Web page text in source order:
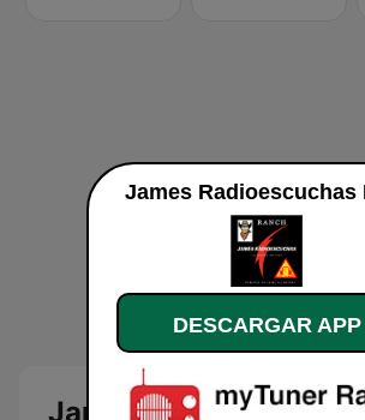
James
DESCARGAR APP